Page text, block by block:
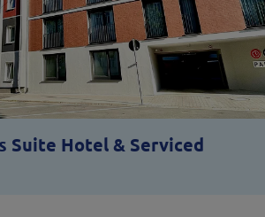
Suite Hotel & Serviced